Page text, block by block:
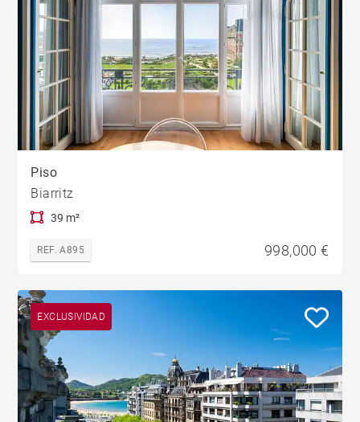
Piso
Biarritz
39 m²
REF. A895 998,000 €
EXCLUSIVIDAD